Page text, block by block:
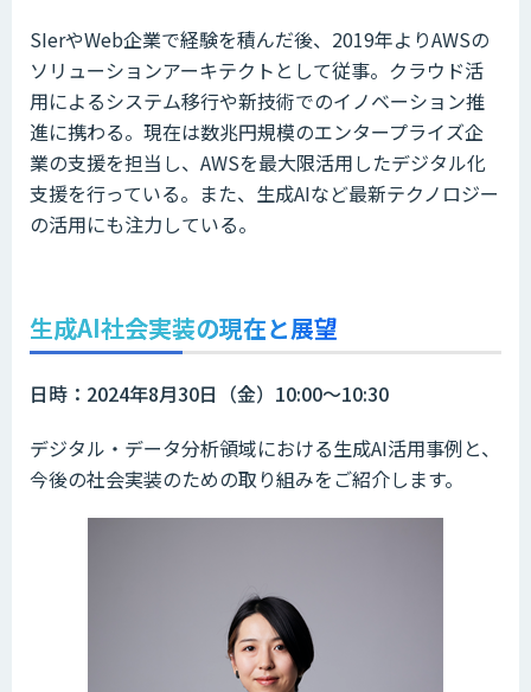
SIerやWeb企業で経験を積んだ後、2019年よりAWSの
ソリューションアーキテクトとして従事。クラウド活
用によるシステム移行や新技術でのイノベーション推
進に携わる。現在は数兆円規模のエンタープライズ企
業の支援を担当し、AWSを最大限活用したデジタル化
支援を行っている。また、生成AIなど最新テクノロジー
の活用にも注力している。
生成AI社会実装の現在と展望
日時：2024年8月30日（金）10:00～10:30
デジタル・データ分析領域における生成AI活用事例と、
今後の社会実装のための取り組みをご紹介します。